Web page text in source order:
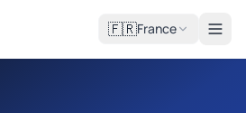
🇫🇷France